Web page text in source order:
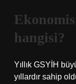
hangisi?
Yıllık GSYİH
yıllardır sahip